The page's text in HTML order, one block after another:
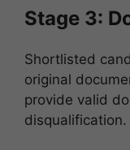
Stage 3:
Shortlisted
original
provide valid
disqualification.